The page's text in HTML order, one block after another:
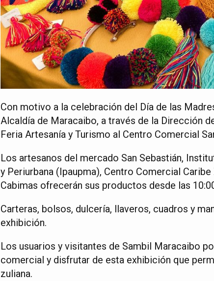
Con motivo a la celebración del Día de las
Alcaldía de Maracaibo, a través de la Dirección
Feria Artesanía y Turismo al Centro Comercial
Los artesanos del mercado San Sebastián,
y Periurbana (Ipaupma), Centro Comercial
Cabimas ofrecerán sus productos desde las
Carteras, bolsos, dulcería, llaveros, cuadros y
exhibición.
Los usuarios y visitantes de Sambil Maracaibo
comercial y disfrutar de esta exhibición que
zuliana.